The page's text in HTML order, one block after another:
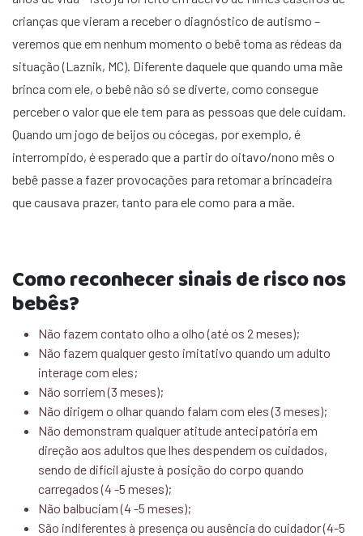
crianças que vieram a receber o diagnóstico de autismo –
veremos que em nenhum momento o bebê toma as rédeas da
situação (Laznik, MC). Diferente daquele que quando uma mãe
brinca com ele, o bebê não só se diverte, como consegue
perceber o valor que ele tem para as pessoas que dele cuidam.
Quando um jogo de beijos ou cócegas, por exemplo, é
interrompido, é esperado que a partir do oitavo/nono mês o
bebê passe a fazer provocações para retomar a brincadeira
que causava prazer, tanto para ele como para a mãe.
Como reconhecer sinais de risco nos
bebês?
Não fazem contato olho a olho (até os 2 meses);
Não fazem qualquer gesto imitativo quando um adulto
interage com eles;
Não sorriem (3 meses);
Não dirigem o olhar quando falam com eles (3 meses);
Não demonstram qualquer atitude antecipatória em
direção aos adultos que lhes despendem os cuidados,
sendo de difícil ajuste à posição do corpo quando
carregados (4 -5 meses);
Não balbuciam (4 -5 meses);
São indiferentes à presença ou ausência do cuidador (4-5